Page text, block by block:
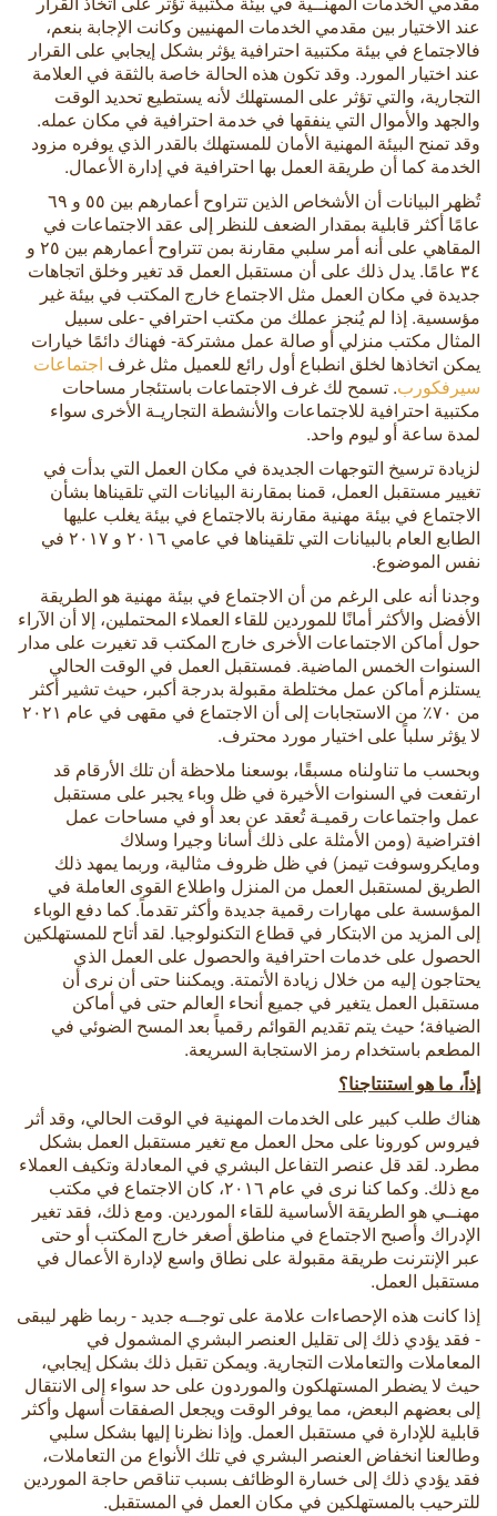
عند الاختيار بين مقدمي الخدمات المهنيين وكانت الإجابة بنعم،
فالاجتماع في بيئة مكتبية احترافية يؤثر بشكل إيجابي على القرار
عند اختيار المورد. وقد تكون هذه الحالة خاصة بالثقة في العلامة
التجارية، والتي تؤثر على المستهلك لأنه يستطيع تحديد الوقت
والجهد والأموال التي ينفقها في خدمة احترافية في مكان عمله.
وقد تمنح البيئة المهنية الأمان للمستهلك بالقدر الذي يوفره مزود
الخدمة كما أن طريقة العمل بها احترافية في إدارة الأعمال.
تُظهر البيانات أن الأشخاص الذين تتراوح أعمارهم بين ٥٥ و ٦٩
عامًا أكثر قابلية بمقدار الضعف للنظر إلى عقد الاجتماعات في
المقاهي على أنه أمر سلبي مقارنة بمن تتراوح أعمارهم بين ٢٥ و
٣٤ عامًا. يدل ذلك على أن مستقبل العمل قد تغير وخلق اتجاهات
جديدة في مكان العمل مثل الاجتماع خارج المكتب في بيئة غير
مؤسسية. إذا لم يُنجز عملك من مكتب احترافي -على سبيل
المثال مكتب منزلي أو صالة عمل مشتركة- فهناك دائمًا خيارات
يمكن اتخاذها لخلق انطباع أول رائع للعميل مثل غرف اجتماعات
سيرفكورب. تسمح لك غرف الاجتماعات باستئجار مساحات
مكتبية احترافية للاجتماعات والأنشطة التجاريـة الأخرى سواء
لمدة ساعة أو ليوم واحد.
لزيادة ترسيخ التوجهات الجديدة في مكان العمل التي بدأت في
تغيير مستقبل العمل، قمنا بمقارنة البيانات التي تلقيناها بشأن
الاجتماع في بيئة مهنية مقارنة بالاجتماع في بيئة يغلب عليها
الطابع العام بالبيانات التي تلقيناها في عامي ٢٠١٦ و ٢٠١٧ في
نفس الموضوع.
وجدنا أنه على الرغم من أن الاجتماع في بيئة مهنية هو الطريقة
الأفضل والأكثر أمانًا للموردين للقاء العملاء المحتملين، إلا أن الآراء
حول أماكن الاجتماعات الأخرى خارج المكتب قد تغيرت على مدار
السنوات الخمس الماضية. فمستقبل العمل في الوقت الحالي
يستلزم أماكن عمل مختلطة مقبولة بدرجة أكبر، حيث تشير أكثر
من ٧٠٪ من الاستجابات إلى أن الاجتماع في مقهى في عام ٢٠٢١
لا يؤثر سلباً على اختيار مورد محترف.
وبحسب ما تناولناه مسبقًا، بوسعنا ملاحظة أن تلك الأرقام قد
ارتفعت في السنوات الأخيرة في ظل وباء يجبر على مستقبل
عمل واجتماعات رقميـة تُعقد عن بعد أو في مساحات عمل
افتراضية (ومن الأمثلة على ذلك أسانا وجيرا وسلاك
ومايكروسوفت تيمز) في ظل ظروف مثالية، وربما يمهد ذلك
الطريق لمستقبل العمل من المنزل واطلاع القوى العاملة في
المؤسسة على مهارات رقمية جديدة وأكثر تقدماً. كما دفع الوباء
إلى المزيد من الابتكار في قطاع التكنولوجيا. لقد أتاح للمستهلكين
الحصول على خدمات احترافية والحصول على العمل الذي
يحتاجون إليه من خلال زيادة الأتمتة. ويمكننا حتى أن نرى أن
مستقبل العمل يتغير في جميع أنحاء العالم حتى في أماكن
الضيافة؛ حيث يتم تقديم القوائم رقمياً بعد المسح الضوئي في
المطعم باستخدام رمز الاستجابة السريعة.
إذاً، ما هو استنتاجنا؟
هناك طلب كبير على الخدمات المهنية في الوقت الحالي، وقد أثر
فيروس كورونا على محل العمل مع تغير مستقبل العمل بشكل
مطرد. لقد قل عنصر التفاعل البشري في المعادلة وتكيف العملاء
مع ذلك. وكما كنا نرى في عام ٢٠١٦، كان الاجتماع في مكتب
مهنــي هو الطريقة الأساسية للقاء الموردين. ومع ذلك، فقد تغير
الإدراك وأصبح الاجتماع في مناطق أصغر خارج المكتب أو حتى
عبر الإنترنت طريقة مقبولة على نطاق واسع لإدارة الأعمال في
مستقبل العمل.
إذا كانت هذه الإحصاءات علامة على توجــه جديد - ربما ظهر ليبقى
- فقد يؤدي ذلك إلى تقليل العنصر البشري المشمول في
المعاملات والتعاملات التجارية. ويمكن تقبل ذلك بشكل إيجابي،
حيث لا يضطر المستهلكون والموردون على حد سواء إلى الانتقال
إلى بعضهم البعض، مما يوفر الوقت ويجعل الصفقات أسهل وأكثر
قابلية للإدارة في مستقبل العمل. وإذا نظرنا إليها بشكل سلبي
وطالعنا انخفاض العنصر البشري في تلك الأنواع من التعاملات،
فقد يؤدي ذلك إلى خسارة الوظائف بسبب تناقص حاجة الموردين
للترحيب بالمستهلكين في مكان العمل في المستقبل.